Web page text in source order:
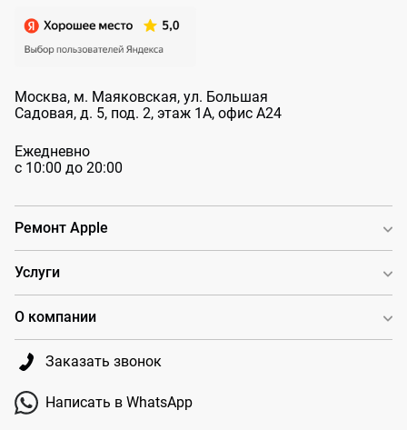
Москва, м. Маяковская, ул. Большая
Садовая, д. 5, под. 2, этаж 1А, офис А24
Ежедневно
с 10:00 до 20:00
Заказать звонок
Написать в WhatsApp
Ремонт Apple
Услуги
О компании